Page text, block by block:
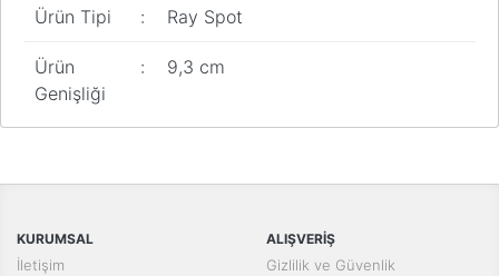
Ürün Tipi : Ray Spot
Ürün
Genişliği
: 9,3 cm
Yorum Yaz
Bu ürünün fiyat bilgisi, resim, ürün açıklamalarında ve diğer
Ürün resmi kalitesiz, bozuk veya görüntülenemiyor.
KURUMSAL
İletişim
ALIŞVERİŞ
Gizlilik ve Güvenlik